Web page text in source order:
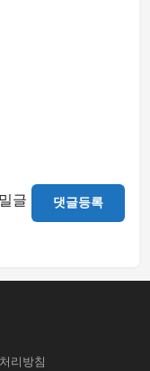
글 댓글등록
리방침